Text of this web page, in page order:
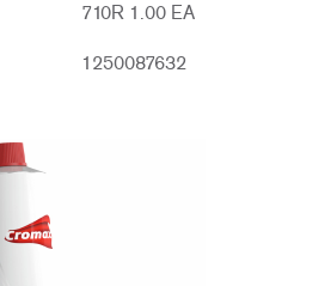
710R 1.00 EA
1250087632